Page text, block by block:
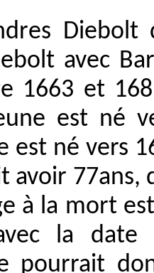
avec
1663 et
est né
est né vers
avoir 77ans,
à la mort
la
pourrait